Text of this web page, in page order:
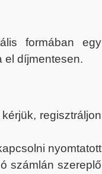
formában egy
el díjmentesen.
regisztráljon
nyomtatott
számlán szereplő